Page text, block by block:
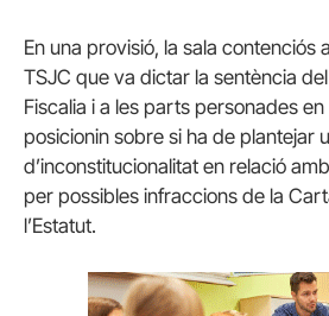
En una provisió, la sala contenciós
TSJC que va dictar la sentència
Fiscalia i a les parts personades
posicionin sobre si ha de plantejar
d’inconstitucionalitat en relació
per possibles infraccions de la
l’Estatut.